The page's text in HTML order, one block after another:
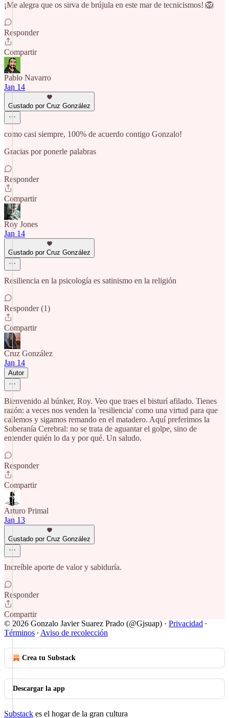
¡Me alegra que os sirva de brújula en este mar de tecnicismos! 🦁
Responder
Compartir
Pablo Navarro
Jan 14
Gustado por Cruz González
como casi siempre, 100% de acuerdo contigo Gonzalo!
Gracias por ponerle palabras
Responder
Compartir
Roy Jones
Jan 14
Gustado por Cruz González
Resiliencia en la psicología es satinismo en la religión
Responder (1)
Compartir
Cruz González
Jan 14
Autor
Bienvenido al búnker, Roy. Veo que traes el bisturí afilado. Tienes
razón: a veces nos venden la 'resiliencia' como una virtud para que
callemos y sigamos remando en el matadero. Aquí preferimos la
Soberanía Cerebral: no se trata de aguantar el golpe, sino de
entender quién lo da y por qué. Un saludo.
Responder
Compartir
Arturo Primal
Jan 13
Gustado por Cruz González
Increíble aporte de valor y sabiduría.
Responder
Compartir
© 2026 Gonzalo Javier Suarez Prado (@Gjsuap) · Privacidad ∙
Términos ∙ Aviso de recolección
Crea tu Substack
Descargar la app
Substack es el hogar de la gran cultura